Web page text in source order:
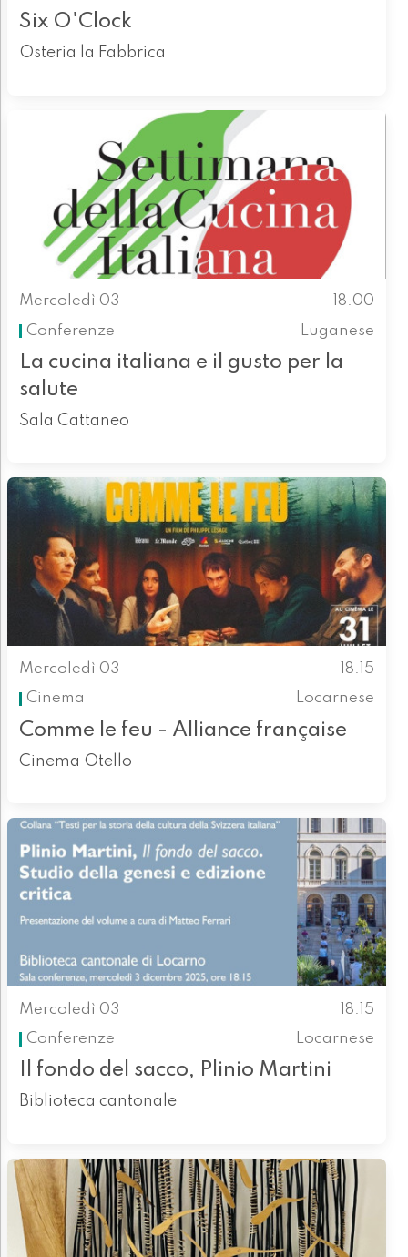
Six O'Clock
Osteria la Fabbrica
Mercoledì 03
18.00
Conferenze
Luganese
La cucina italiana e il gusto per la
salute
Sala Cattaneo
Mercoledì 03
18.15
Cinema
Locarnese
Comme le feu - Alliance française
Cinema Otello
Mercoledì 03
18.15
Conferenze
Locarnese
Il fondo del sacco, Plinio Martini
Biblioteca cantonale